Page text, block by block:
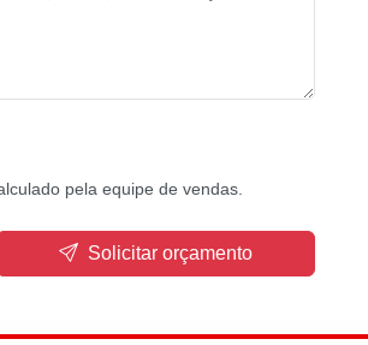
pela equipe de vendas.
Solicitar orçamento